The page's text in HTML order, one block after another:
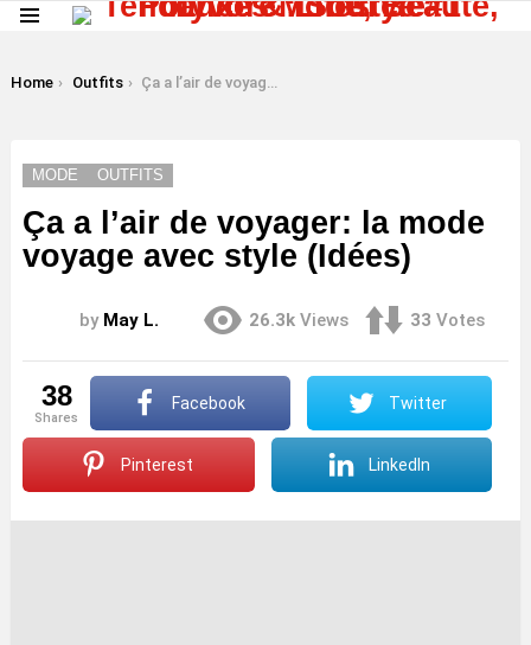
You are here:
Home Outfits Ça a l’air de voyager: la mode voyage avec style (Idées)
MODE OUTFITS
Ça a l’air de voyager: la mode
voyage avec style (Idées)
by May L. 26.3k Views 33 Votes
38
shares
Facebook Twitter
Pinterest LinkedIn